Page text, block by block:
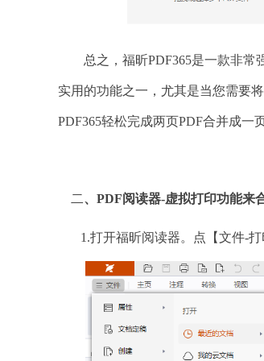
总之，福昕PDF365是一款非常强
实用的功能之一，尤其是当您需要
PDF365轻松完成两页PDF合并成一
二、PDF阅读器-虚拟打印功能来
1.打开福昕阅读器。点【文件-打